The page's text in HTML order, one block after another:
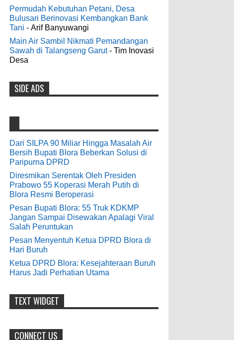
Dari SILPA 90 Miliar Hingga
Masalah Air Bersih Bupati Blora
Beberkan Solusi di Paripurna DPRD
Diresmikan Serentak Oleh Presiden
Pesan Bupati Blora: 55 Truk KDKMP
Jangan Sampai Disewakan Apalagi
Viral Salah Peruntukan
0 5-10-2026
odenjaea:
3-4-2022
Casino - DrmcdCasino is 부산
광역 출장안마 open and excited 고양 출장
샵 to welcome you back 의정부 출장샵 to
gaming! Experience our great mix of slots,
table games 제주 출장안마 and video
Anonymous:
9-28-2020
bolehkah kami study banding
di akir bulan oktober 2020 ini ?
Anonymous:
Mudah mudahan dengan jalan
yang baik bisa meningkatkan ekonomi
masyarakat sekitar. Amin
Anonymous:
7-21-2019
honorer
Permudah Kebutuhan Petani, Desa
Bulusari Berinovasi Kembangkan Bank
Tani - Arif Banyuwangi
Main Air Sambil Nikmati Pemandangan
Sawah di Talangseng Garut- Tim Inovasi
Desa
SIDE ADS
Dari SILPA 90 Miliar Hingga Masalah Air
Bersih Bupati Blora Beberkan Solusi di
Paripurna DPRD
Diresmikan Serentak Oleh Presiden
Prabowo 55 Koperasi Merah Putih di
Blora Resmi Beroperasi
Pesan Bupati Blora: 55 Truk KDKMP
Jangan Sampai Disewakan Apalagi Viral
Salah Peruntukan
Pesan Menyentuh Ketua DPRD Blora di
Hari Buruh
Ketua DPRD Blora: Kesejahteraan Buruh
Harus Jadi Perhatian Utama
TEXT WIDGET
CONNECT US